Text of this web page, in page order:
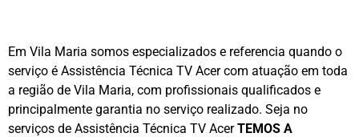
Em Vila Maria somos especializados e referencia quando o
serviço é Assistência Técnica TV Acer com atuação em toda
a região de Vila Maria, com profissionais qualificados e
principalmente garantia no serviço realizado. Seja no
serviços de Assistência Técnica TV AcerTEMOS A